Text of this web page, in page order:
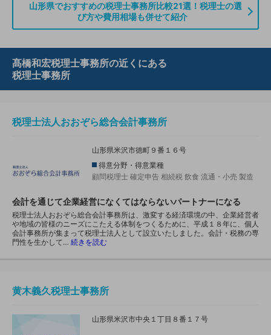
山形県でおすすめの税理士事務所比較21選！税理士の選
び方や費用相場も併せて紹介
髙橋和宏税理士事務所の近くにある
税理士事務所
税理士法人おおぞら総合会計事務所
山形県米沢市徳町９番１６号
得意分野・得意業種
顧問税理士 確定申告 相続税 飲食 流通・小売 製造
会計を通じて企業経営になくてはならないパートナーになる
税理士法人おおぞら総合会計事務所は、激変する経済環境の中、企業経営者
や地域の皆様のニーズにこたえる体制をつくるために、平成１８年に、個人
会計事務所が集まって税理士法人として設立いたしました。会計・税務の専
門性を生かして… 続きを読む
黄木義久税理士事務所
山形県米沢市中央１丁目８番１７号